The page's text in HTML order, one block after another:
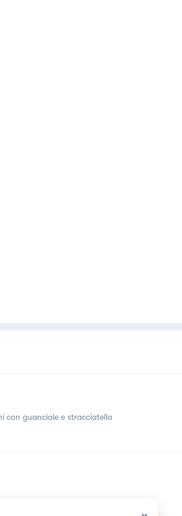
con guanciale e stracciatella